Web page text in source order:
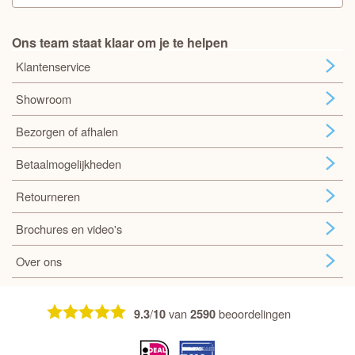
Ons team staat klaar om je te helpen
Klantenservice
Showroom
Bezorgen of afhalen
Betaalmogelijkheden
Retourneren
Brochures en video's
Over ons
9.3/10van2590beoordelingen